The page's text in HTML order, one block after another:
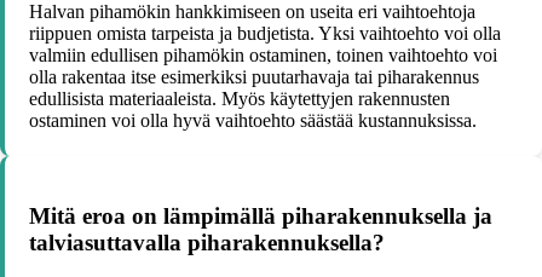
Halvan pihamökin hankkimiseen on useita eri vaihtoehtoja
riippuen omista tarpeista ja budjetista. Yksi vaihtoehto voi olla
valmiin edullisen pihamökin ostaminen, toinen vaihtoehto voi
olla rakentaa itse esimerkiksi puutarhavaja tai piharakennus
edullisista materiaaleista. Myös käytettyjen rakennusten
ostaminen voi olla hyvä vaihtoehto säästää kustannuksissa.
Mitä eroa on lämpimällä piharakennuksella ja
talviasuttavalla piharakennuksella?